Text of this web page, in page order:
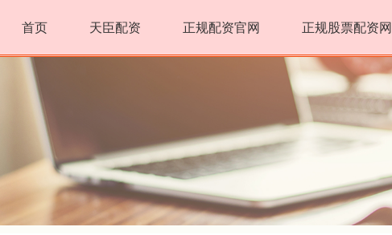
首页 天臣配资 正规配资官网 正规股票配资网